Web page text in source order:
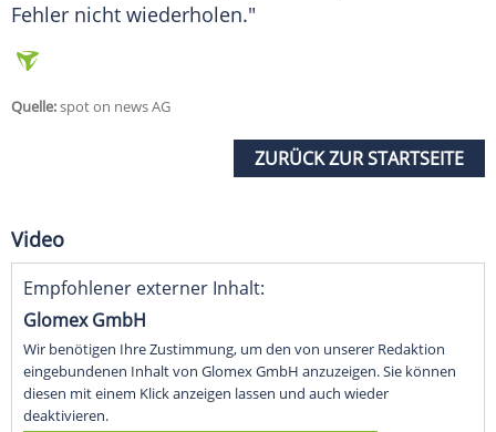
Fehler nicht wiederholen."
Quelle:spot on news AG
ZURÜCK ZUR STARTSEITE
Video
Empfohlener externer Inhalt:
Glomex GmbH
Wir benötigen Ihre Zustimmung, um den von unserer Redaktion
eingebundenen Inhalt von Glomex GmbH anzuzeigen. Sie können
diesen mit einem Klick anzeigen lassen und auch wieder
deaktivieren.